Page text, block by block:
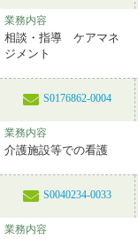
業務内容
相談・指導 ケアマネ
ジメント
S0176862-0004
業務内容
介護施設等での看護
S0040234-0033
業務内容